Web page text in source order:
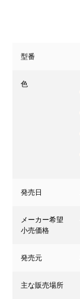
型番
色
発売日
メーカー希望
小売価格
発売元
主な販売場所